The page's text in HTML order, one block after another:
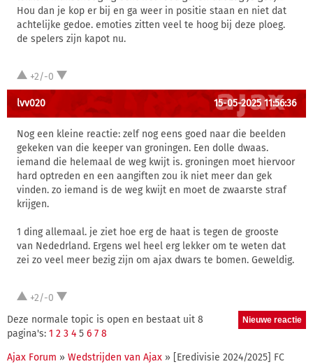
Hou dan je kop er bij en ga weer in positie staan en niet dat
achtelijke gedoe. emoties zitten veel te hoog bij deze ploeg.
de spelers zijn kapot nu.
+2/-0
lvv020 15-05-2025 11:56:36
Nog een kleine reactie: zelf nog eens goed naar die beelden
gekeken van die keeper van groningen. Een dolle dwaas.
iemand die helemaal de weg kwijt is. groningen moet hiervoor
hard optreden en een aangiften zou ik niet meer dan gek
vinden. zo iemand is de weg kwijt en moet de zwaarste straf
krijgen.
1 ding allemaal. je ziet hoe erg de haat is tegen de grooste
van Nededrland. Ergens wel heel erg lekker om te weten dat
zei zo veel meer bezig zijn om ajax dwars te bomen. Geweldig.
+2/-0
Deze normale topic is open en bestaat uit 8
pagina's: 1 2 3 4 5 6 7 8
Ajax Forum » Wedstrijden van Ajax » [Eredivisie 2024/2025] FC